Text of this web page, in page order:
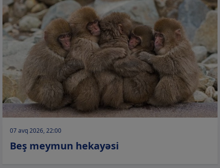
07 avq 2026, 22:00
Beş meymun hekayəsi